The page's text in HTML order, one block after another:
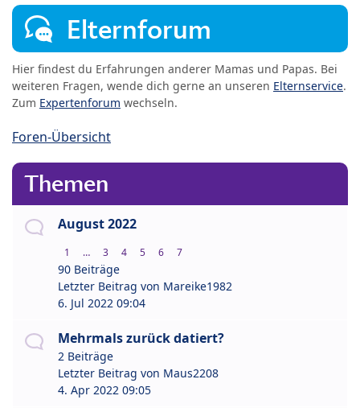
Elternforum
Hier findest du Erfahrungen anderer Mamas und Papas. Bei
weiteren Fragen, wende dich gerne an unseren Elternservice.
Zum Expertenforum wechseln.
Foren-Übersicht
Themen
August 2022
1 … 3 4 5 6 7
90 Beiträge
Letzter Beitrag von Mareike1982
6. Jul 2022 09:04
Mehrmals zurück datiert?
2 Beiträge
Letzter Beitrag von Maus2208
4. Apr 2022 09:05